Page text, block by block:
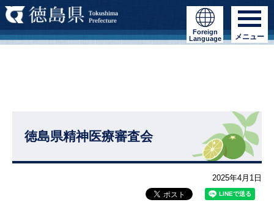
Foreign
Language
メニュー
徳島県精神医療審査会
2025年4月1日